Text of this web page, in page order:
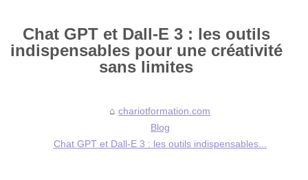
Chat GPT et Dall-E 3 : les outils
indispensables pour une créativité
sans limites
chariotformation.com
Blog
Chat GPT et Dall-E 3 : les outils indispensables...